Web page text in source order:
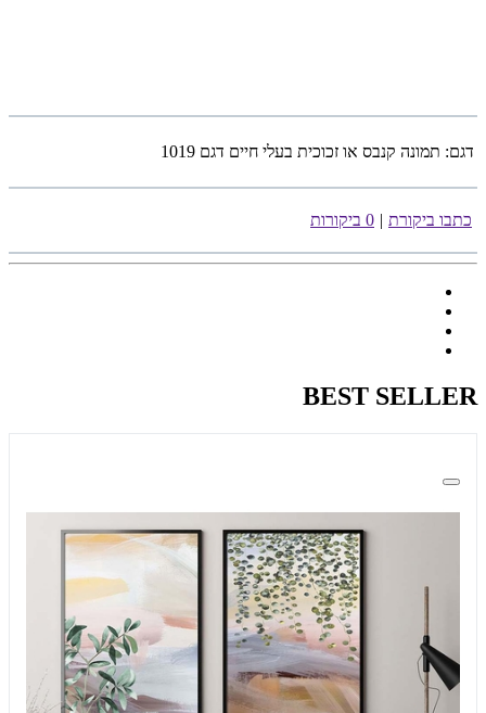
דגם: תמונה קנבס או זכוכית בעלי חיים דגם 1019
כתבו ביקורת | 0 ביקורות
BEST SELLER